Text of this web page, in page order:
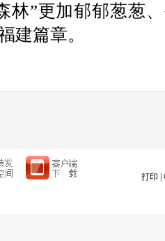
林”更加郁郁葱葱
建篇章。
打印